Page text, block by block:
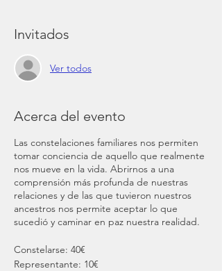
Invitados
Ver todos
Acerca del evento
Las constelaciones familiares nos permiten
tomar conciencia de aquello que realmente
nos mueve en la vida. Abrirnos a una
comprensión más profunda de nuestras
relaciones y de las que tuvieron nuestros
ancestros nos permite aceptar lo que
sucedió y caminar en paz nuestra realidad.
Constelarse: 40€
Representante: 10€